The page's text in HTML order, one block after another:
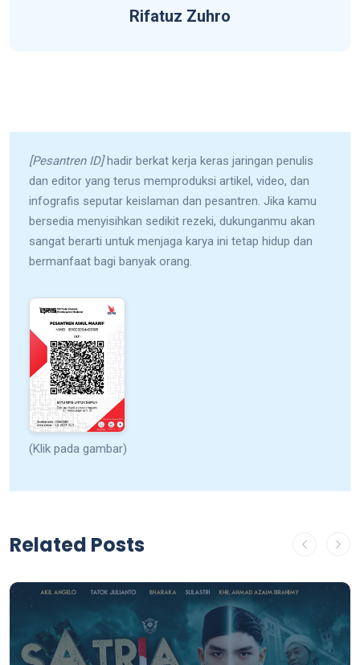
Rifatuz Zuhro
[Pesantren ID]hadir berkat kerja keras jaringan penulis
dan editor yang terus memproduksi artikel, video, dan
infografis seputar keislaman dan pesantren. Jika kamu
bersedia menyisihkan sedikit rezeki, dukunganmu akan
sangat berarti untuk menjaga karya ini tetap hidup dan
bermanfaat bagi banyak orang.
(Klik pada gambar)
Related Posts